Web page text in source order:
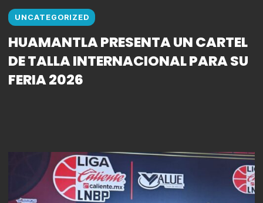
UNCATEGORIZED
HUAMANTLA PRESENTA UN CARTEL
DE TALLA INTERNACIONAL PARA SU
FERIA 2026